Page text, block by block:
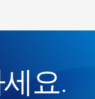
요.